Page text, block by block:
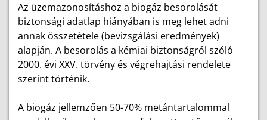
Az üzemazonosításhoz a biogáz besorolását
biztonsági adatlap hiányában is meg lehet adni
annak összetétele (bevizsgálási eredmények)
alapján. A besorolás a kémiai biztonságról szóló
2000. évi XXV. törvény és végrehajtási rendelete
szerint történik.
A biogáz jellemzően 50-70% metántartalommal